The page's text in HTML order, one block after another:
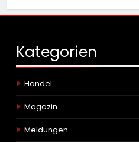
Kategorien
Handel
Magazin
Meldungen